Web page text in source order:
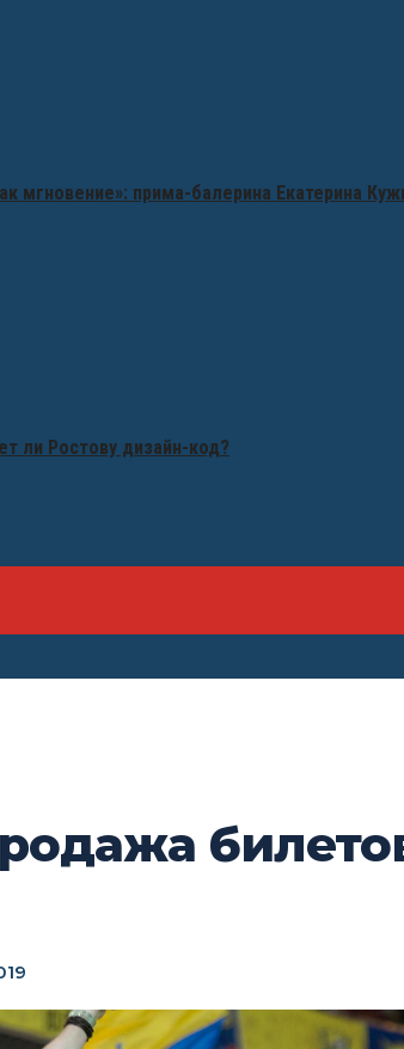
мгновение»: прима-балерина Екатерина
ли Ростову дизайн-код?